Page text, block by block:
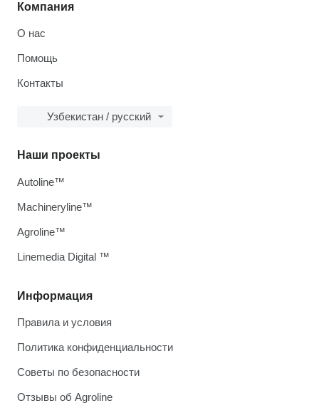
Компания
О нас
Помощь
Контакты
Узбекистан / русский
Информация
Правила и условия
Политика конфиденциальности
Советы по безопасности
Отзывы об Agroline
Наши проекты
Autoline™
Machineryline™
Agroline™
Linemedia Digital ™